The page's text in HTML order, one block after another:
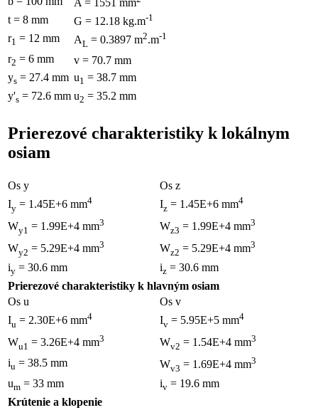
A = 1551 mm
t = 8 mm G = 12.18 kg.m-1
r1 = 12 mm AL = 0.3897 m2.m-1
r2 = 6 mm
v = 70.7 mm
ys = 27.4 mm u1 = 38.7 mm
y's = 72.6 mm u2 = 35.2 mm
Prierezové charakteristiky k lokálnym
osiam
Os y
Os z
Iy = 1.45E+6 mm4 Iz = 1.45E+6 mm4
Wy1 = 1.99E+4 mm3 Wz3 = 1.99E+4 mm3
Wy2 = 5.29E+4 mm3 Wz2 = 5.29E+4 mm3
iy = 30.6 mm iz = 30.6 mm
Prierezové charakteristiky k hlavným osiam
Os u
Os v
Iu = 2.30E+6 mm4 Iv = 5.95E+5 mm4
Wu1 = 3.26E+4 mm3 Wv2 = 1.54E+4 mm3
iu = 38.5 mm Wv3 = 1.69E+4 mm3
um = 33 mm iv = 19.6 mm
Krútenie a klopenie